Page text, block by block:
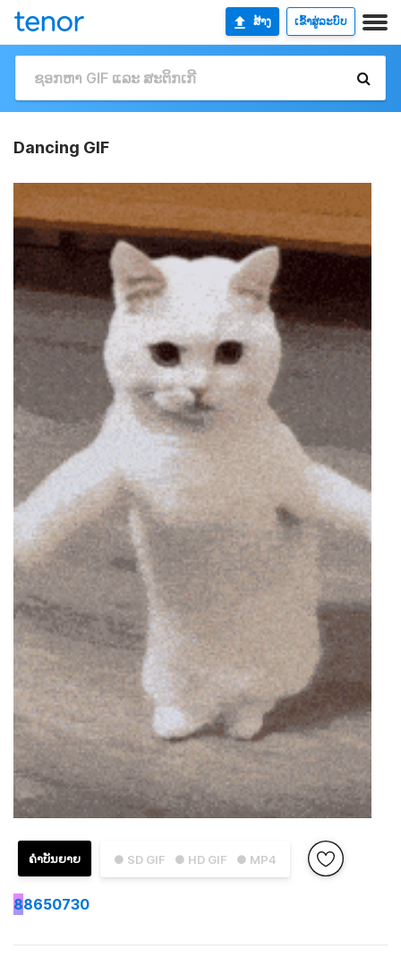
ສ້າງ ເຂົ້າສູ່ລະບົບ
Dancing GIF
● SD GIF ● HD GIF ● MP4
ຄຳບັນຍາຍ
88650730